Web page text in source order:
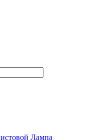
Лампа